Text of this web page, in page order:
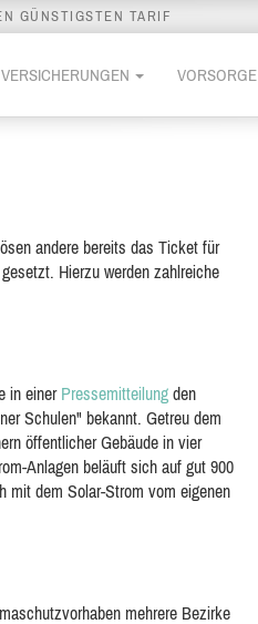
GÜNSTIGSTEN TARIF
VERSICHERUNGEN VORSORGE
andere bereits das Ticket für
Hierzu werden zahlreiche
in einer Pressemitteilung den
Schulen" bekannt. Getreu dem
öffentlicher Gebäude in vier
Anlagen beläuft sich auf gut 900
mit dem Solar-Strom vom eigenen
mehrere Bezirke